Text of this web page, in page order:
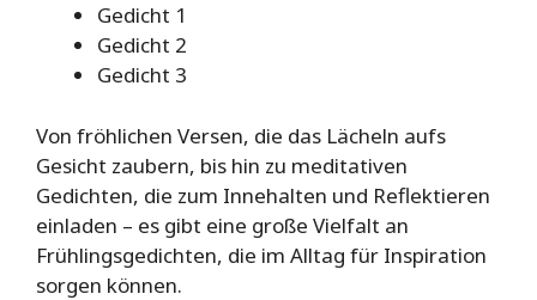
Gedicht 1
Gedicht 2
Gedicht 3
Von fröhlichen Versen, die das Lächeln aufs
Gesicht zaubern, bis hin zu meditativen
Gedichten, die zum Innehalten und Reflektieren
einladen – es gibt eine große Vielfalt an
Frühlingsgedichten, die im Alltag für Inspiration
sorgen können.